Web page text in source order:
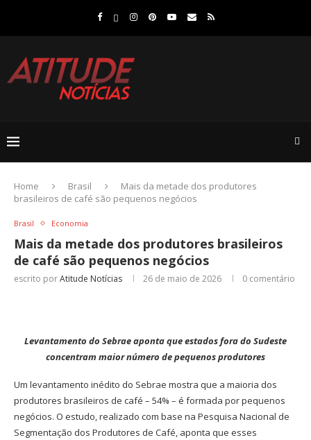
Home Brasil
Mais da metade dos produtores
brasileiros de café são pequenos negócios
Brasil Economia
Mais da metade dos produtores brasileiros
de café são pequenos negócios
escrito porAtitude Notícias 26 de maio de 2026 0 comentário
Levantamento do Sebrae aponta que estados fora do Sudeste
concentram maior número de pequenos produtores
Um levantamento inédito do Sebrae mostra que a maioria dos
produtores brasileiros de café – 54% – é formada por pequenos
negócios. O estudo, realizado com base na Pesquisa Nacional de
Segmentação dos Produtores de Café, aponta que esses